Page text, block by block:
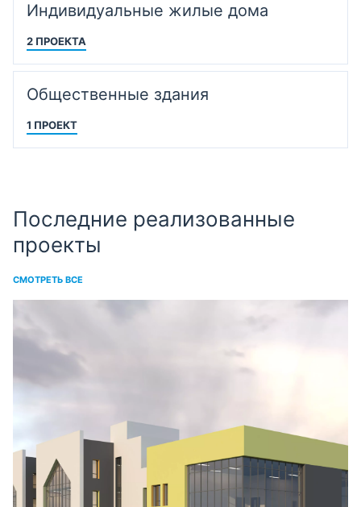
Индивидуальные жилые дома
2 ПРОЕКТА
Общественные здания
1 ПРОЕКТ
Последние реализованные
проекты
СМОТРЕТЬ ВСЕ